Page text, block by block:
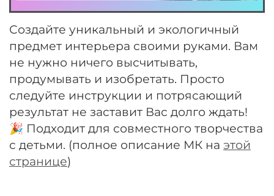
Создайте уникальный и экологичный
предмет интерьера своими руками. Вам
не нужно ничего высчитывать,
продумывать и изобретать. Просто
следуйте инструкции и потрясающий
результат не заставит Вас долго ждать!
🎉 Подходит для совместного творчества
с детьми. (полное описание МК на этой
странице)